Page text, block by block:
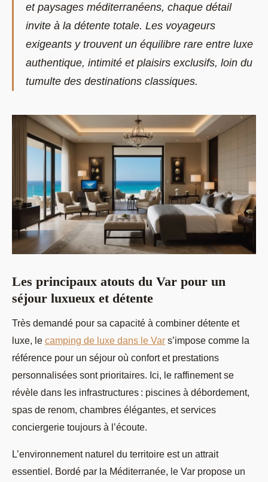
et paysages méditerranéens, chaque détail
invite à la détente totale. Les voyageurs
exigeants y trouvent un équilibre rare entre luxe
authentique, intimité et plaisirs exclusifs, loin du
tumulte des destinations classiques.
Les principaux atouts du Var pour un
séjour luxueux et détente
Très demandé pour sa capacité à combiner détente et
luxe, le camping de luxe dans le Var s’impose comme la
référence pour un séjour où confortet prestations
personnalisées sont prioritaires. Ici, le raffinement se
révèle dans les infrastructures : piscines à débordement,
spas de renom, chambres élégantes, et services
conciergerie toujours à l’écoute.
L’environnement naturel du territoire est un attrait
essentiel. Bordé par la Méditerranée, le Var propose un